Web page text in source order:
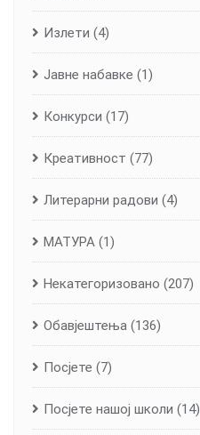
Излети (4)
Јавне набавке (1)
Конкурси (17)
Креативност (77)
Литерарни радови (4)
МАТУРА (1)
Некатегоризовано (207)
Обавјештења (136)
Посјете (7)
Посјете нашој школи (14)